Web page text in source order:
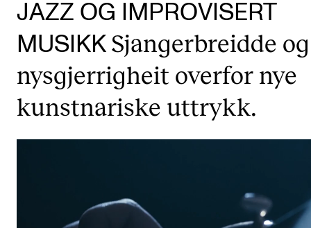
STUDIER
Bachelor
Master
JAZZ OG IMPROVISERT
MUSIKK Sjangerbreidde og
nysgjerrigheit overfor nye
kunstnariske uttrykk.